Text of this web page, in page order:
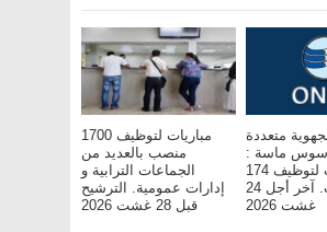
مباريات لتوظيف 1700
منصب بالعديد من
الجماعات الترابية و
إدارات عمومية. الترشيح
قبل 28 غشت 2026
متعددة
سوس ماسة :
مباريات لتوظيف 174
مناصب. آخر أجل 24
غشت 2026